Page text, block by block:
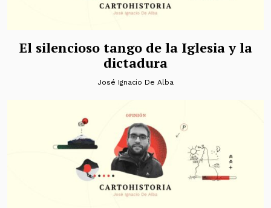
El silencioso tango de la Iglesia y la
dictadura
José Ignacio De Alba